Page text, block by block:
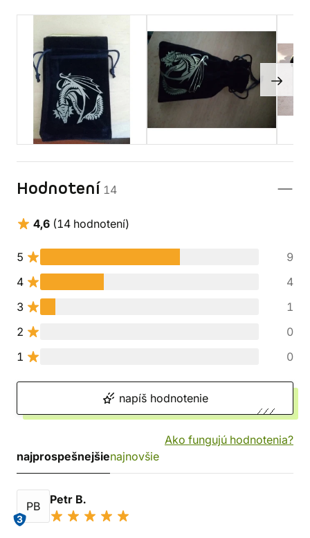
Hodnotení 14
4,6 (14 hodnotení)
5
9
4
4
3
1
2
0
1
0
napíš hodnotenie
Ako fungujú hodnotenia?
najprospešnejšienajnovšie
PB
3
Petr B.